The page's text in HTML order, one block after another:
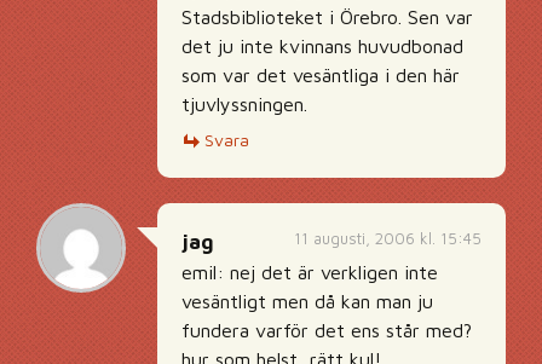
Stadsbiblioteket i Örebro. Sen var
det ju inte kvinnans huvudbonad
som var det vesäntliga i den här
tjuvlyssningen.
Svara
11 augusti, 2006 kl. 15:45
jag
emil: nej det är verkligen inte
vesäntligt men då kan man ju
fundera varför det ens står med?
hur som helst, rätt kul!